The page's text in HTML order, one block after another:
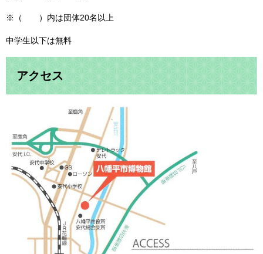
※（ ）内は団体20名以上
中学生以下は無料
アクセス